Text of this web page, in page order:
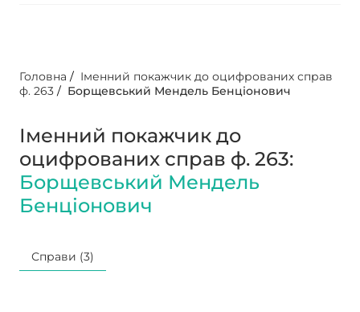
Головна / Іменний покажчик до оцифрованих справ
ф. 263 / Борщевський Мендель Бенціонович
Іменний покажчик до
оцифрованих справ ф. 263:
Борщевський Мендель
Бенціонович
Справи (3)